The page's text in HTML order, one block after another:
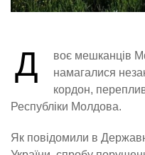
Д
воє мешканців
намагалися
кордон,
Республіки Молдова.
Як повідомили в